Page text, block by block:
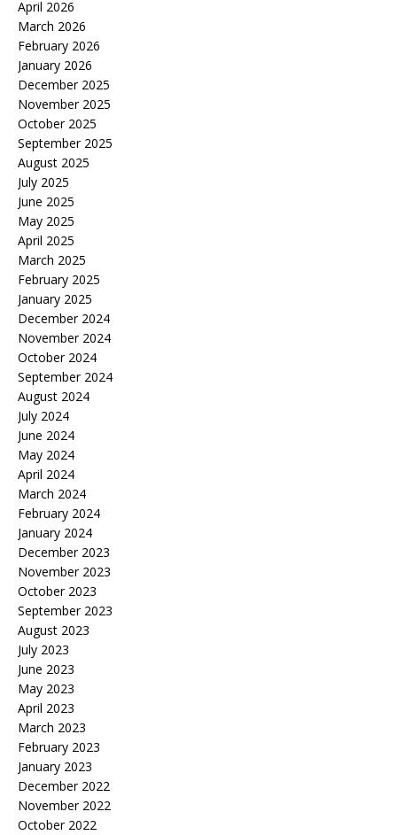
April 2026
March 2026
February 2026
January 2026
December 2025
November 2025
October 2025
September 2025
August 2025
July 2025
June 2025
May 2025
April 2025
March 2025
February 2025
January 2025
December 2024
November 2024
October 2024
September 2024
August 2024
July 2024
June 2024
May 2024
April 2024
March 2024
February 2024
January 2024
December 2023
November 2023
October 2023
September 2023
August 2023
July 2023
June 2023
May 2023
April 2023
March 2023
February 2023
January 2023
December 2022
November 2022
October 2022